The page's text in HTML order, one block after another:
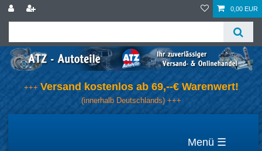
0,00 EUR
+++ Versand kostenlos ab 69,--€ Warenwert!
(innerhalb Deutschlands) +++
☰